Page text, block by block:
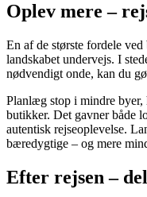
Oplev mere –
En af de største fordele
landskabet undervejs. I
nødvendigt onde, kan du
Planlæg stop i mindre byer,
butikker. Det gavner både
autentisk rejseoplevelse.
bæredygtige – og mere
Efter rejsen –